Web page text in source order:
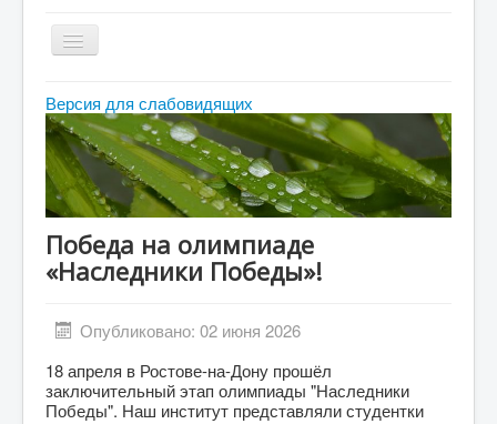
Toggle
Navigation
Главная
Абитуриенту
Студенту
ДПО
Выпускнику
Сотруднику
Противодействие терроризму и экстремизму
Инклюзивное образование
Blog
Версия для слабовидящих
Победа на олимпиаде
«Наследники Победы»!
Опубликовано: 02 июня 2026
18 апреля в Ростове-на-Дону прошёл
заключительный этап олимпиады "Наследники
Победы". Наш институт представляли студентки